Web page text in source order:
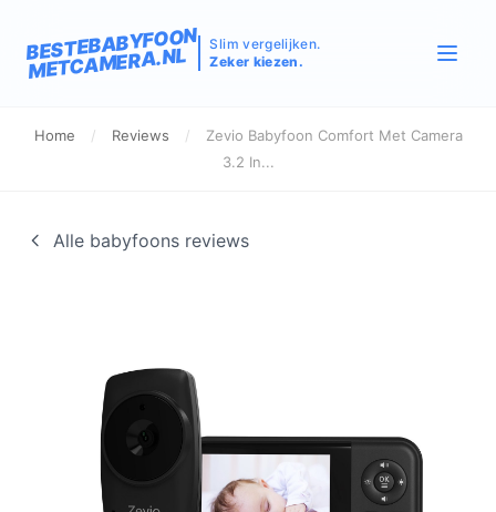
BESTEBABYFOON
METCAMERA.NL
Slim vergelijken.
Zeker kiezen.
Home / Reviews /
Zevio Babyfoon Comfort Met Camera
3.2 In...
Alle babyfoons reviews